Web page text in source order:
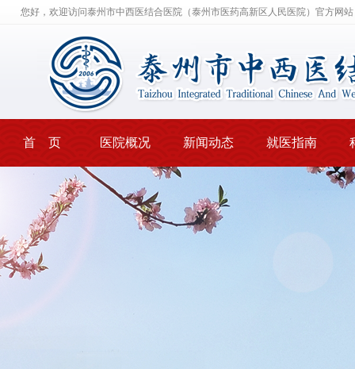
您好，欢迎访问泰州市中西医结合医院（泰州市医药高新区人民医院）官方网
首 页 医院概况 新闻动态 就医指南